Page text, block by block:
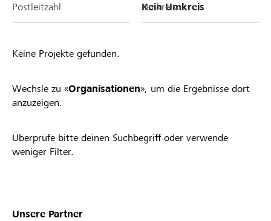
Postleitzahl Umkreis
Keine Projekte gefunden.
Wechsle zu «Organisationen», um die Ergebnisse dort
anzuzeigen.
Überprüfe bitte deinen Suchbegriff oder verwende
weniger Filter.
Unsere Partner